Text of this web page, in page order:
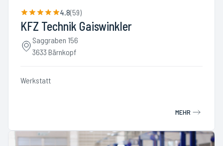
4.8(59)
KFZ Technik Gaiswinkler
Saggraben 156
3633 Bärnkopf
Werkstatt
MEHR